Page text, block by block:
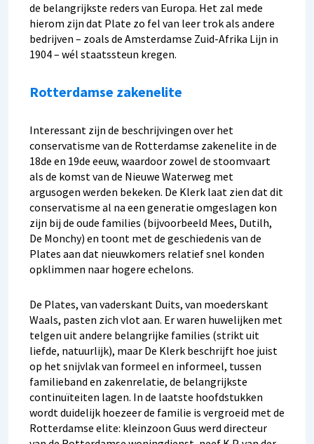
de belangrijkste reders van Europa. Het zal mede
hierom zijn dat Plate zo fel van leer trok als andere
bedrijven – zoals de Amsterdamse Zuid-Afrika Lijn in
1904 – wél staatssteun kregen.
Rotterdamse zakenelite
Interessant zijn de beschrijvingen over het
conservatisme van de Rotterdamse zakenelite in de
18de en 19de eeuw, waardoor zowel de stoomvaart
als de komst van de Nieuwe Waterweg met
argusogen werden bekeken. De Klerk laat zien dat dit
conservatisme al na een generatie omgeslagen kon
zijn bij de oude families (bijvoorbeeld Mees, Dutilh,
De Monchy) en toont met de geschiedenis van de
Plates aan dat nieuwkomers relatief snel konden
opklimmen naar hogere echelons.
De Plates, van vaderskant Duits, van moederskant
Waals, pasten zich vlot aan. Er waren huwelijken met
telgen uit andere belangrijke families (strikt uit
liefde, natuurlijk), maar De Klerk beschrijft hoe juist
op het snijvlak van formeel en informeel, tussen
familieband en zakenrelatie, de belangrijkste
continuïteiten lagen. In de laatste hoofdstukken
wordt duidelijk hoezeer de familie is vergroeid met de
Rotterdamse elite: kleinzoon Guus werd directeur